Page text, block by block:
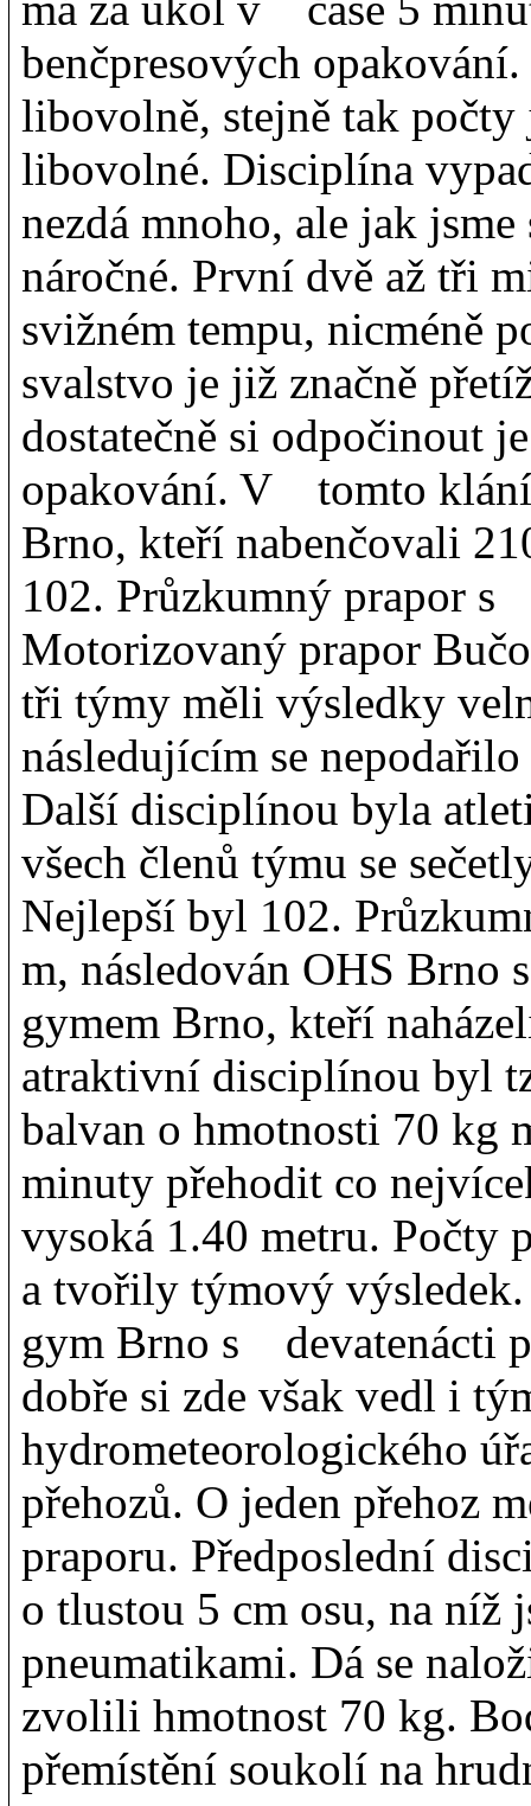
benčpresových
libovolně, stejně tak
libovolné. Disciplína
nezdá mnoho, ale jak
náročné. První dvě až tři
svižném tempu, nicméně
svalstvo je již značně
dostatečně si odpočinout
opakování. V tomto klání
Brno, kteří nabenčovali
102. Průzkumný prapor
Motorizovaný prapor
tři týmy měli výsledky
následujícím se
Další disciplínou byla
všech členů týmu se
Nejlepší byl 102.
m, následován OHS
gymem Brno, kteří
atraktivní disciplínou byl
balvan o hmotnosti 70 kg
minuty přehodit co
vysoká 1.40 metru.
a tvořily týmový
gym Brno s devatenácti
dobře si zde však vedl i
hydrometeorologického
přehozů. O jeden přehoz
praporu. Předposlední
o tlustou 5 cm osu, na
pneumatikami. Dá se
zvolili hmotnost 70 kg.
přemístění soukolí na